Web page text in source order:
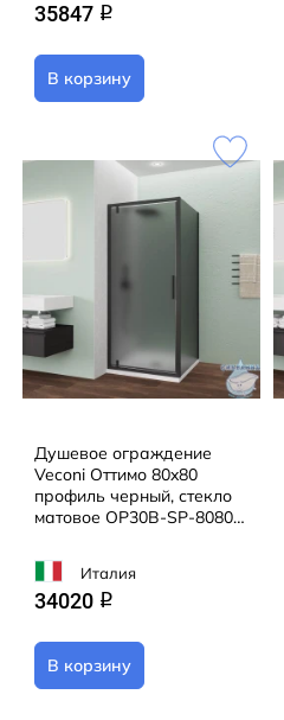
35847 q
В корзину
Душевое ограждение
Veconi Оттимо 80x80
профиль черный, стекло
матовое OP30B-SP-8080-
Италия
34020 q
В корзину